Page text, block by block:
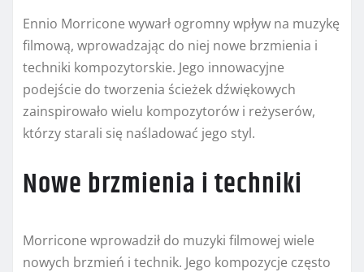
Ennio Morricone wywarł ogromny wpływ na muzykę
filmową, wprowadzając do niej nowe brzmienia i
techniki kompozytorskie. Jego innowacyjne
podejście do tworzenia ścieżek dźwiękowych
zainspirowało wielu kompozytorów i reżyserów,
którzy starali się naśladować jego styl.
Nowe brzmienia i techniki
Morricone wprowadził do muzyki filmowej wiele
nowych brzmień i technik. Jego kompozycje często